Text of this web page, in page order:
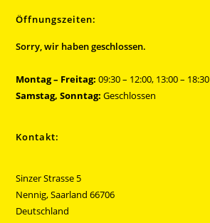
Öffnungszeiten:
Sorry, wir haben geschlossen.
Montag – Freitag: 09:30 – 12:00, 13:00 – 18:30
Samstag, Sonntag: Geschlossen
Kontakt:
Sinzer Strasse 5
Nennig,Saarland 66706
Deutschland